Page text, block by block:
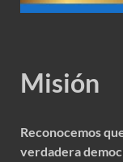
Misión
Reconocemos
verdadera